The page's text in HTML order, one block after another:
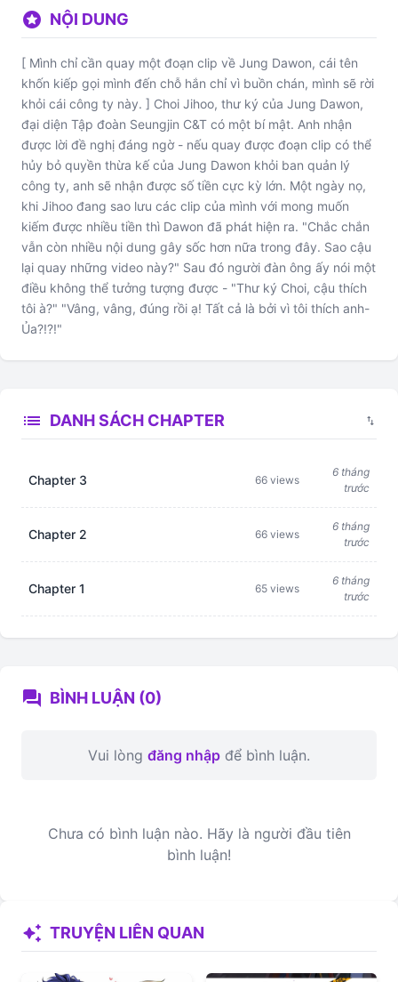
stars NỘI DUNG
[ Mình chỉ cần quay một đoạn clip về Jung Dawon, cái tên
khốn kiếp gọi mình đến chỗ hắn chỉ vì buồn chán, mình sẽ rời
khỏi cái công ty này. ] Choi Jihoo, thư ký của Jung Dawon,
đại diện Tập đoàn Seungjin C&T có một bí mật. Anh nhận
được lời đề nghị đáng ngờ - nếu quay được đoạn clip có thể
hủy bỏ quyền thừa kế của Jung Dawon khỏi ban quản lý
công ty, anh sẽ nhận được số tiền cực kỳ lớn. Một ngày nọ,
khi Jihoo đang sao lưu các clip của mình với mong muốn
kiếm được nhiều tiền thì Dawon đã phát hiện ra. "Chắc chắn
vẫn còn nhiều nội dung gây sốc hơn nữa trong đây. Sao cậu
lại quay những video này?" Sau đó người đàn ông ấy nói một
điều không thể tưởng tượng được - "Thư ký Choi, cậu thích
tôi à?" "Vâng, vâng, đúng rồi ạ! Tất cả là bởi vì tôi thích anh-
Ủa?!?!"
list DANH SÁCH CHAPTER swap_vert
Chapter 3 66 views
6 tháng
trước
Chapter 2 66 views
6 tháng
trước
Chapter 1 65 views
6 tháng
trước
forum BÌNH LUẬN (0)
Vui lòng đăng nhập để bình luận.
Chưa có bình luận nào. Hãy là người đầu tiên
bình luận!
auto_awesome TRUYỆN LIÊN QUAN